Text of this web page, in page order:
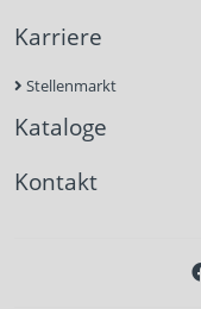
Karriere
Stellenmarkt
Kataloge
Kontakt